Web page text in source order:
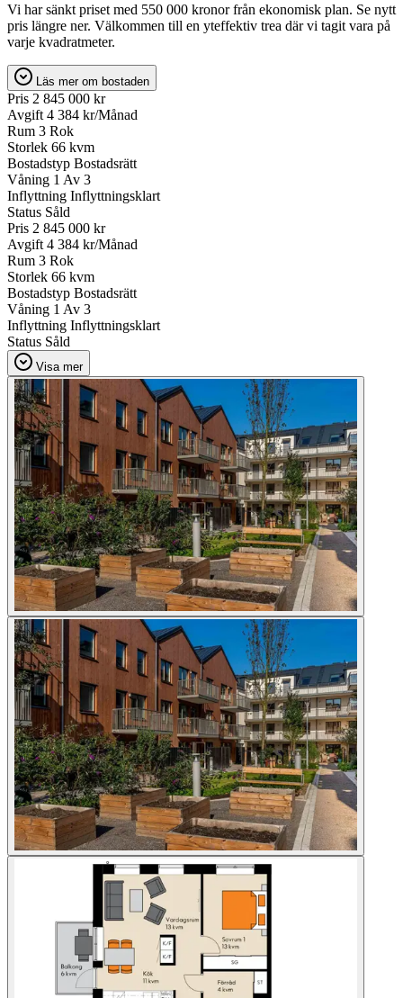
Vi har sänkt priset med 550 000 kronor från ekonomisk plan. Se nytt
pris längre ner. Välkommen till en yteffektiv trea där vi tagit vara på
varje kvadratmeter.
Läs mer om bostaden
Pris 2 845 000 kr
Avgift 4 384 kr/Månad
Rum 3 Rok
Storlek 66 kvm
Bostadstyp Bostadsrätt
Våning 1 Av 3
Inflyttning Inflyttningsklart
Status Såld
Pris 2 845 000 kr
Avgift 4 384 kr/Månad
Rum 3 Rok
Storlek 66 kvm
Bostadstyp Bostadsrätt
Våning 1 Av 3
Inflyttning Inflyttningsklart
Status Såld
Visa mer